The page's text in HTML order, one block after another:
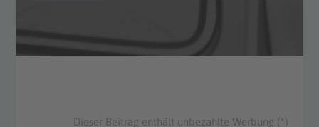
Dieser Beitrag enthält unbezahlte Werbung (*)